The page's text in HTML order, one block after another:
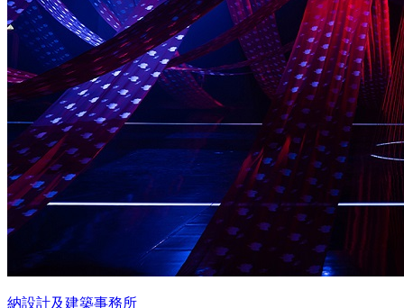
納設計及建築事務所